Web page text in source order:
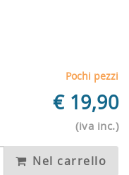
Pochi pezzi
€ 19,90
(iva inc.)
Nel carrello